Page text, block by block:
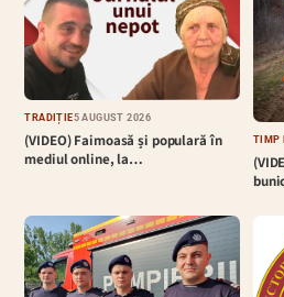
TRADIȚIE5 AUGUST 2026
(VIDEO) Faimoasă și populară în
mediul online, la…
TIMP